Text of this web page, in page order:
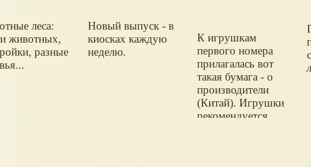
леса:
животных,
разные
Новый выпуск - в
киосках каждую
неделю.
К игрушкам
первого номера
прилагалась вот
такая бумага - о
производители
(Китай). Игрушки
рекомендуется